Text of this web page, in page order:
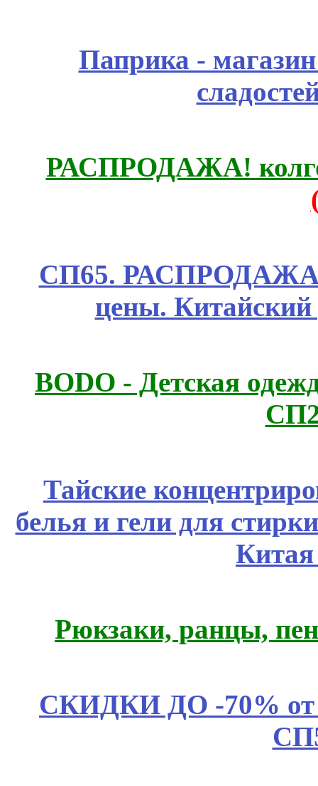
Паприка -
РАСПРОДАЖА!
СП65. РАСПРОДАЖА!
цены.
BODO - Детская
Тайские
белья и гели для
Рюкзаки, ранцы,
СКИДКИ ДО -70%